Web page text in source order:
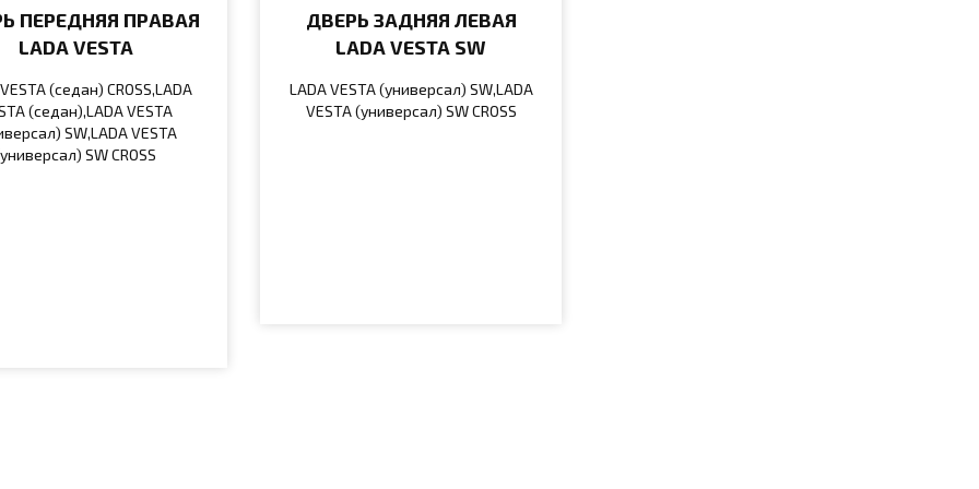
ПЕРЕДНЯЯ ПРАВАЯ
LADA VESTA
(седан) CROSS,LADA
(седан),LADA VESTA
SW,LADA VESTA
SW CROSS
ДВЕРЬ ЗАДНЯЯ ЛЕВАЯ
LADA VESTA SW
LADA VESTA (универсал) SW,LADA
VESTA (универсал) SW CROSS